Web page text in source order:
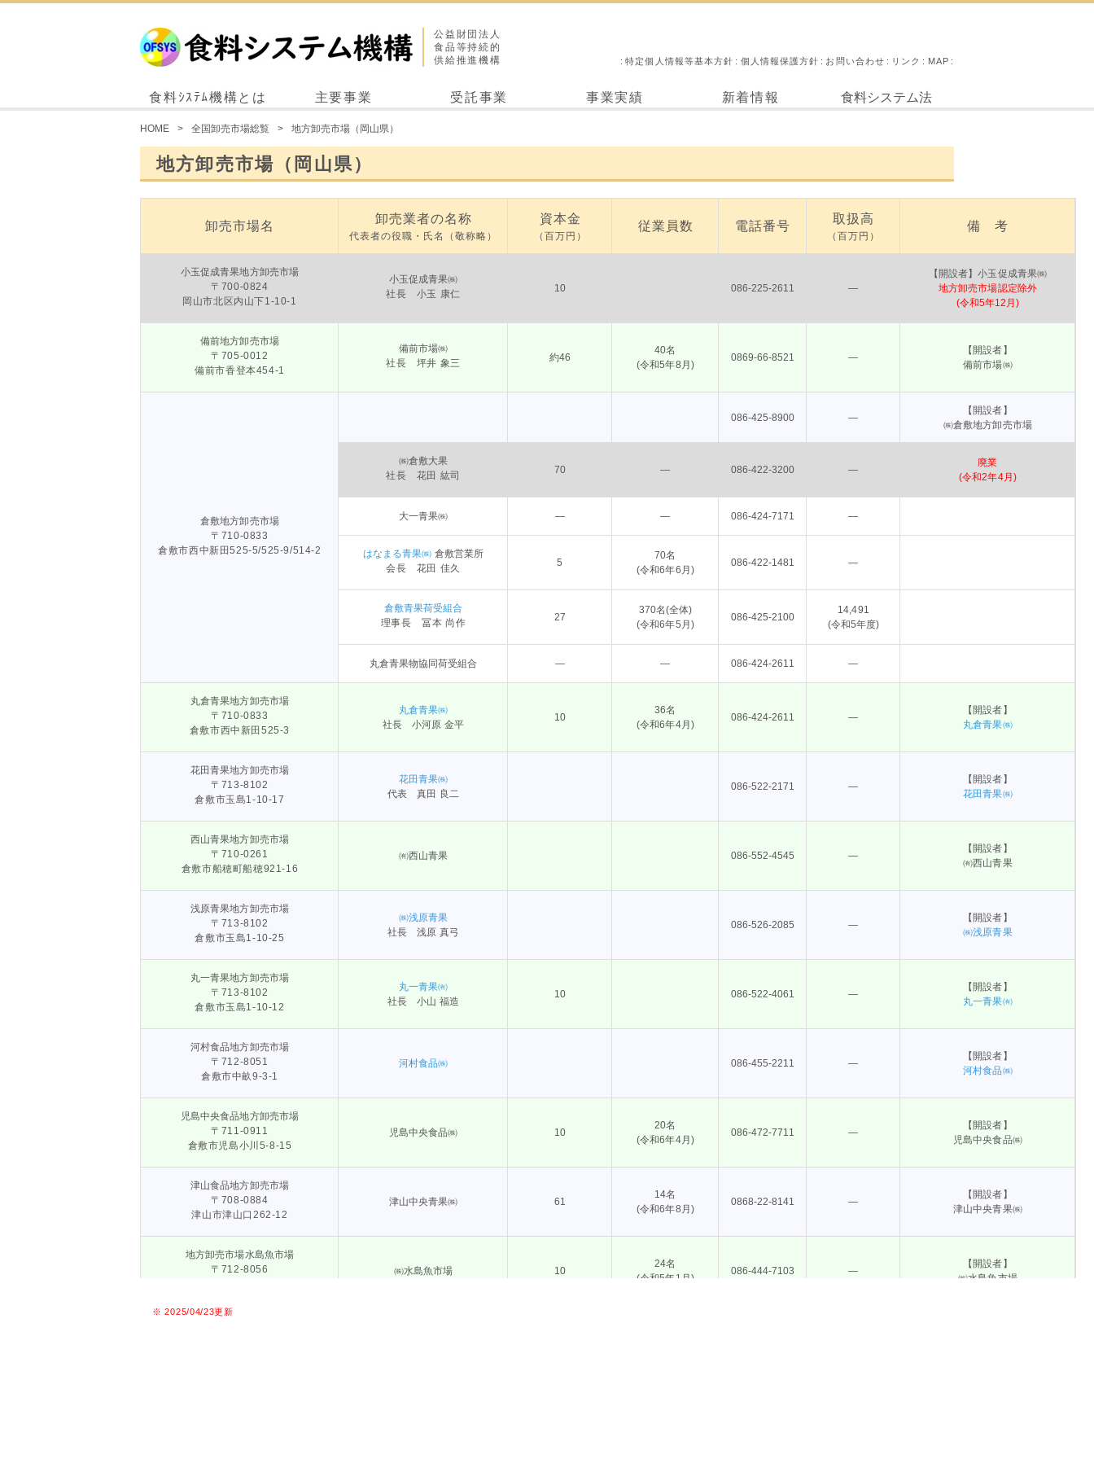
公益財団法人
食品等持続的
供給推進機構
特定個人情報等基本方針 個人情報保護方針 お問い合わせ リンク MAP
食料ｼｽﾃﾑ機構とは 主要事業 受託事業 事業実績 新着情報 食料システム法
HOME 全国卸売市場総覧 地方卸売市場（岡山県）
地方卸売市場（岡山県）
卸売市場名
卸売業者の名称
代表者の役職・氏名（敬称略）
資本金
（百万円）
従業員数 電話番号
取扱高
（百万円）
備 考
小玉促成青果地方卸売市場
〒700-0824
岡山市北区内山下1-10-1
小玉促成青果㈱
社長 小玉 康仁
10 086-225-2611 ―
【開設者】小玉促成青果㈱
地方卸売市場認定除外
(令和5年12月)
備前地方卸売市場
〒705-0012
備前市香登本454-1
備前市場㈱
社長 坪井 象三
約46
40名
(令和5年8月)
0869-66-8521 ―
【開設者】
備前市場㈱
倉敷地方卸売市場
〒710-0833
倉敷市西中新田525-5/525-9/514-2
086-425-8900 ―
【開設者】
㈱倉敷地方卸売市場
㈱倉敷大果
社長 花田 紘司
70 ― 086-422-3200 ―
廃業
(令和2年4月)
大一青果㈱ ― ― 086-424-7171 ―
はなまる青果㈱ 倉敷営業所
会長 花田 佳久
5
70名
(令和6年6月)
086-422-1481 ―
倉敷青果荷受組合
理事長 冨本 尚作
27
370名(全体)
(令和6年5月)
086-425-2100
14,491
(令和5年度)
丸倉青果物協同荷受組合 ― ― 086-424-2611 ―
丸倉青果地方卸売市場
〒710-0833
倉敷市西中新田525-3
丸倉青果㈱
社長 小河原 金平
10
36名
(令和6年4月)
086-424-2611 ―
【開設者】
丸倉青果㈱
花田青果地方卸売市場
〒713-8102
倉敷市玉島1-10-17
花田青果㈱
代表 真田 良二
086-522-2171 ―
【開設者】
花田青果㈱
西山青果地方卸売市場
〒710-0261
倉敷市船穂町船穂921-16
㈲西山青果 086-552-4545 ―
【開設者】
㈲西山青果
浅原青果地方卸売市場
〒713-8102
倉敷市玉島1-10-25
㈱浅原青果
社長 浅原 真弓
086-526-2085 ―
【開設者】
㈱浅原青果
丸一青果地方卸売市場
〒713-8102
倉敷市玉島1-10-12
丸一青果㈲
社長 小山 福造
10 086-522-4061 ―
【開設者】
丸一青果㈲
河村食品地方卸売市場
〒712-8051
倉敷市中畝9-3-1
河村食品㈱ 086-455-2211 ―
【開設者】
河村食品㈱
児島中央食品地方卸売市場
〒711-0911
倉敷市児島小川5-8-15
児島中央食品㈱ 10
20名
(令和6年4月)
086-472-7711 ―
【開設者】
児島中央食品㈱
津山食品地方卸売市場
〒708-0884
津山市津山口262-12
津山中央青果㈱ 61
14名
(令和6年8月)
0868-22-8141 ―
【開設者】
津山中央青果㈱
地方卸売市場水島魚市場
〒712-8056
㈱水島魚市場 10
24名
(令和5年1月)
086-444-7103 ―
【開設者】
㈱水島魚市場
※ 2025/04/23更新